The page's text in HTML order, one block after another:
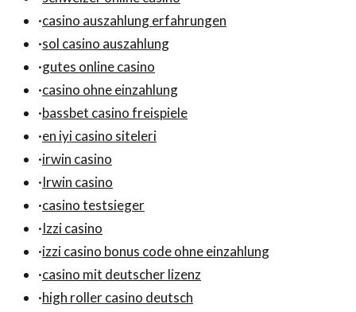
·casino auszahlung erfahrungen
·sol casino auszahlung
·gutes online casino
·casino ohne einzahlung
·bassbet casino freispiele
·en iyi casino siteleri
·irwin casino
·Irwin casino
·casino testsieger
·Izzi casino
·izzi casino bonus code ohne einzahlung
·casino mit deutscher lizenz
·high roller casino deutsch